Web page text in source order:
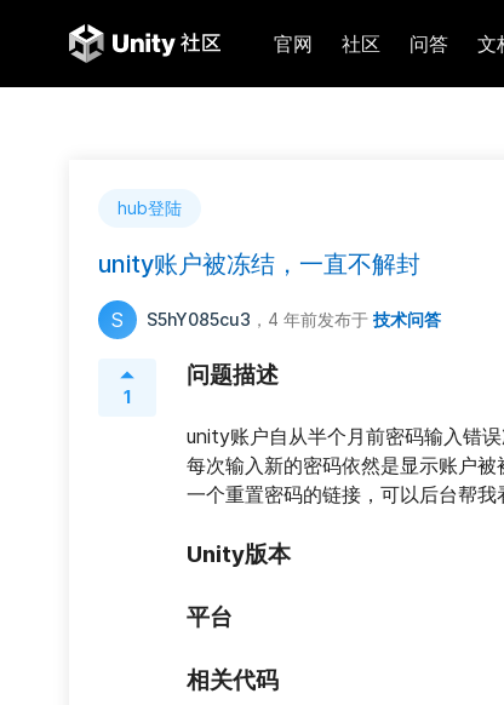
官网 社区 问答 文
hub登陆
unity账户被冻结，一直不解封
S S5hY085cu3 ，4 年前发布于 技术问答
1
问题描述
unity账户自从半个月前密码输入错
每次输入新的密码依然是显示账户
一个重置密码的链接，可以后台帮我
Unity版本
平台
相关代码